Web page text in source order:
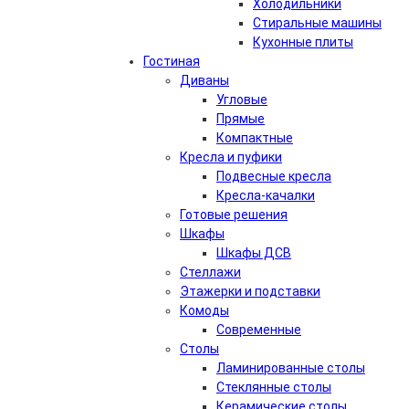
Холодильники
Стиральные машины
Кухонные плиты
Гостиная
Диваны
Угловые
Прямые
Компактные
Кресла и пуфики
Подвесные кресла
Кресла-качалки
Готовые решения
Шкафы
Шкафы ДСВ
Стеллажи
Этажерки и подставки
Комоды
Современные
Столы
Ламинированные столы
Стеклянные столы